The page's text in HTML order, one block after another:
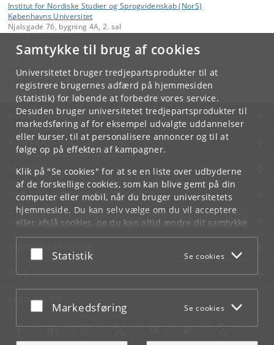
Samtykke til brug af cookies
Universitetet bruger tredjepartsprodukter til at
registrere brugernes adfærd på hjemmesiden
(statistik) for løbende at forbedre vores service.
Desuden bruger universitetet tredjepartsprodukter til
markedsføring af for eksempel udvalgte uddannelser
eller kurser, til at personalisere annoncer og til at
følge op på effekten af kampagner.
Klik på "Se cookies" for at se en liste over udbyderne
af de forskellige cookies, som kan blive gemt på din
computer eller mobil, når du bruger universitetets
hjemmeside. Du kan selv vælge om du vil acceptere
eller afslå cookies, og du kan altid ændre dit samtykke
underCookie- og privatlivspolitiksom du finder i
bunden af hver side.
Acceptér eller afslå
Statistik Se cookies
Acceptér eller afslå
Markedsføring Se cookies
Institut for Nordiske Studier og Sprogvidenskab (NorS)
Københavns Universitet
Njalsgade 76, bygning 4A, 2. sal
INSS
KØBENHAVNS UNIVERSITET
KONTAKT
SERVICES
FOR STUDERENDE OG ANSATTE
JOB OG KARRIERE
NØDSITUATIONER
WEB
MØD KU PÅ